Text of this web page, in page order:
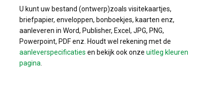
U kunt uw bestand (ontwerp)zoals visitekaartjes,
briefpapier, enveloppen, bonboekjes, kaarten enz,
aanleveren in Word, Publisher, Excel, JPG, PNG,
Powerpoint, PDF enz. Houdt wel rekening met de
aanleverspecificaties en bekijk ook onze uitleg kleuren
pagina